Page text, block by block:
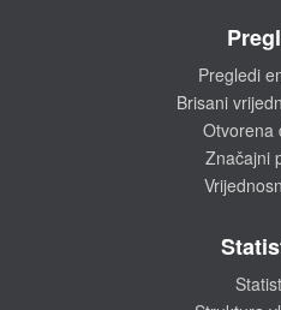
Pregledi
Brisani
Otvorena
Značajni